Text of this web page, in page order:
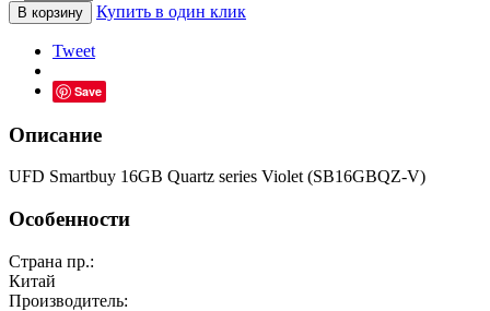
В корзину Купить в один клик
Tweet
Save
Описание
UFD Smartbuy 16GB Quartz series Violet (SB16GBQZ-V)
Особенности
Страна пр.:
Китай
Производитель: